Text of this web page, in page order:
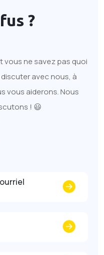
?
vous ne savez pas quoi
avec nous, à
vous aiderons. Nous
! 😃